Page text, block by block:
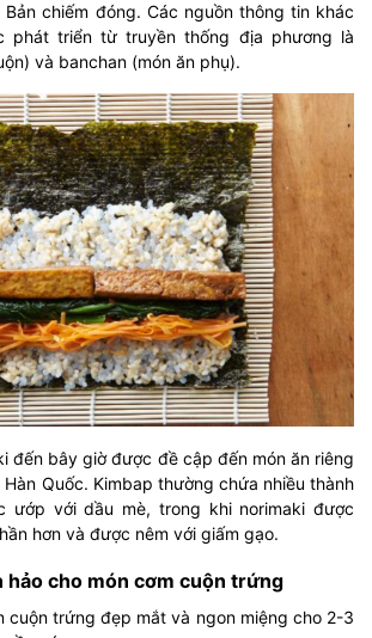
chiếm đóng. Các nguồn thông tin khác
phát triển từ truyền thống địa phương là
và banchan (món ăn phụ).
đến bây giờ được đề cập đến món ăn riêng
Quốc. Kimbap thường chứa nhiều thành
ướp với dầu mè, trong khi norimaki được
hơn và được nêm với giấm gạo.
hảo cho món cơm cuộn trứng
cuộn trứng đẹp mắt và ngon miệng cho 2-3